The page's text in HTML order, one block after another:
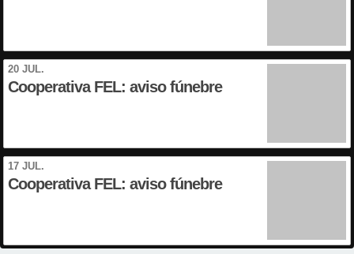
20 JUL.
Cooperativa FEL: aviso fúnebre
17 JUL.
Cooperativa FEL: aviso fúnebre